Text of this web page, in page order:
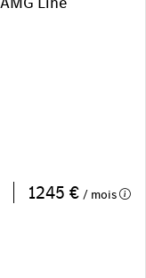
1245 € / mois